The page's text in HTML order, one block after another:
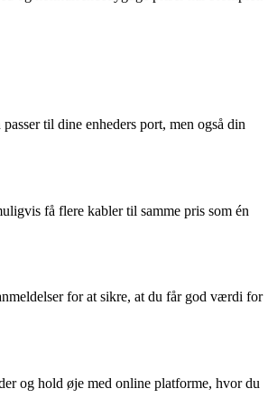
til dine enheders port, men også din
få flere kabler til samme pris som én
for at sikre, at du får god værdi for
og hold øje med online platforme, hvor du